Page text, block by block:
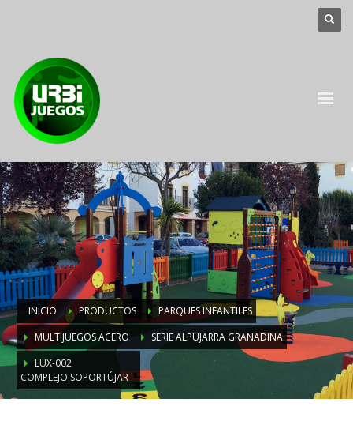
INICIO PRODUCTOS
PARQUES INFANTILES
MULTIJUEGOS ACERO
SERIE ALPUJARRA GRANADINA
LUX-002
COMPLEJO SOPORTÚJAR